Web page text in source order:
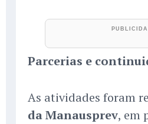
Parcerias e
As atividades foram
da Manausprev, em